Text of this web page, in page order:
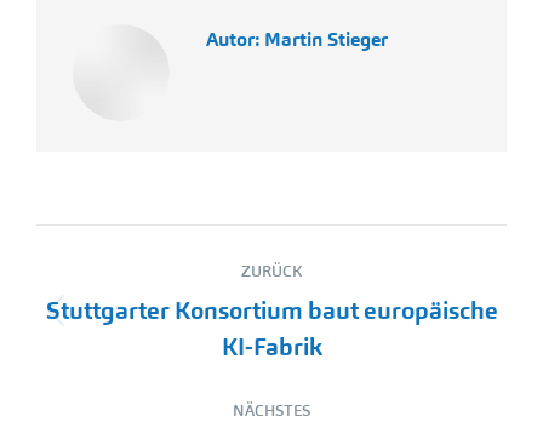
Autor: Martin Stieger
Kommentarnavigation
ZURÜCK
Vorheriger
Beitrag:
Stuttgarter Konsortium baut europäische
KI-Fabrik
NÄCHSTES